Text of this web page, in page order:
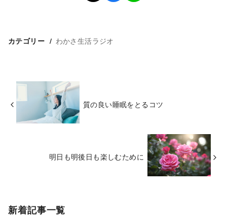
カテゴリー わかさ生活ラジオ
質の良い睡眠をとるコツ
明日も明後日も楽しむために
新着記事一覧